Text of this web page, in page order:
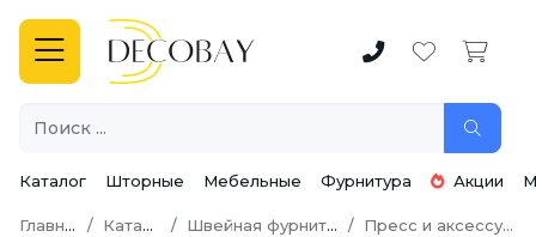
Каталог Шторные Мебельные Фурнитура Акции
Главная Каталог Швейная фурнитура Пресс и аксессуары